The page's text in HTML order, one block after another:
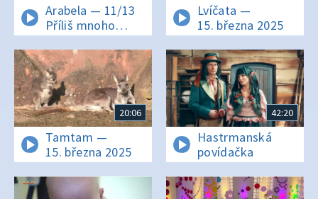
Arabela — 11/13
Příliš mnoho
generálů
Lvíčata —
15. března 2025
20:06
Tamtam —
15. března 2025
42:20
Hastrmanská
povídačka